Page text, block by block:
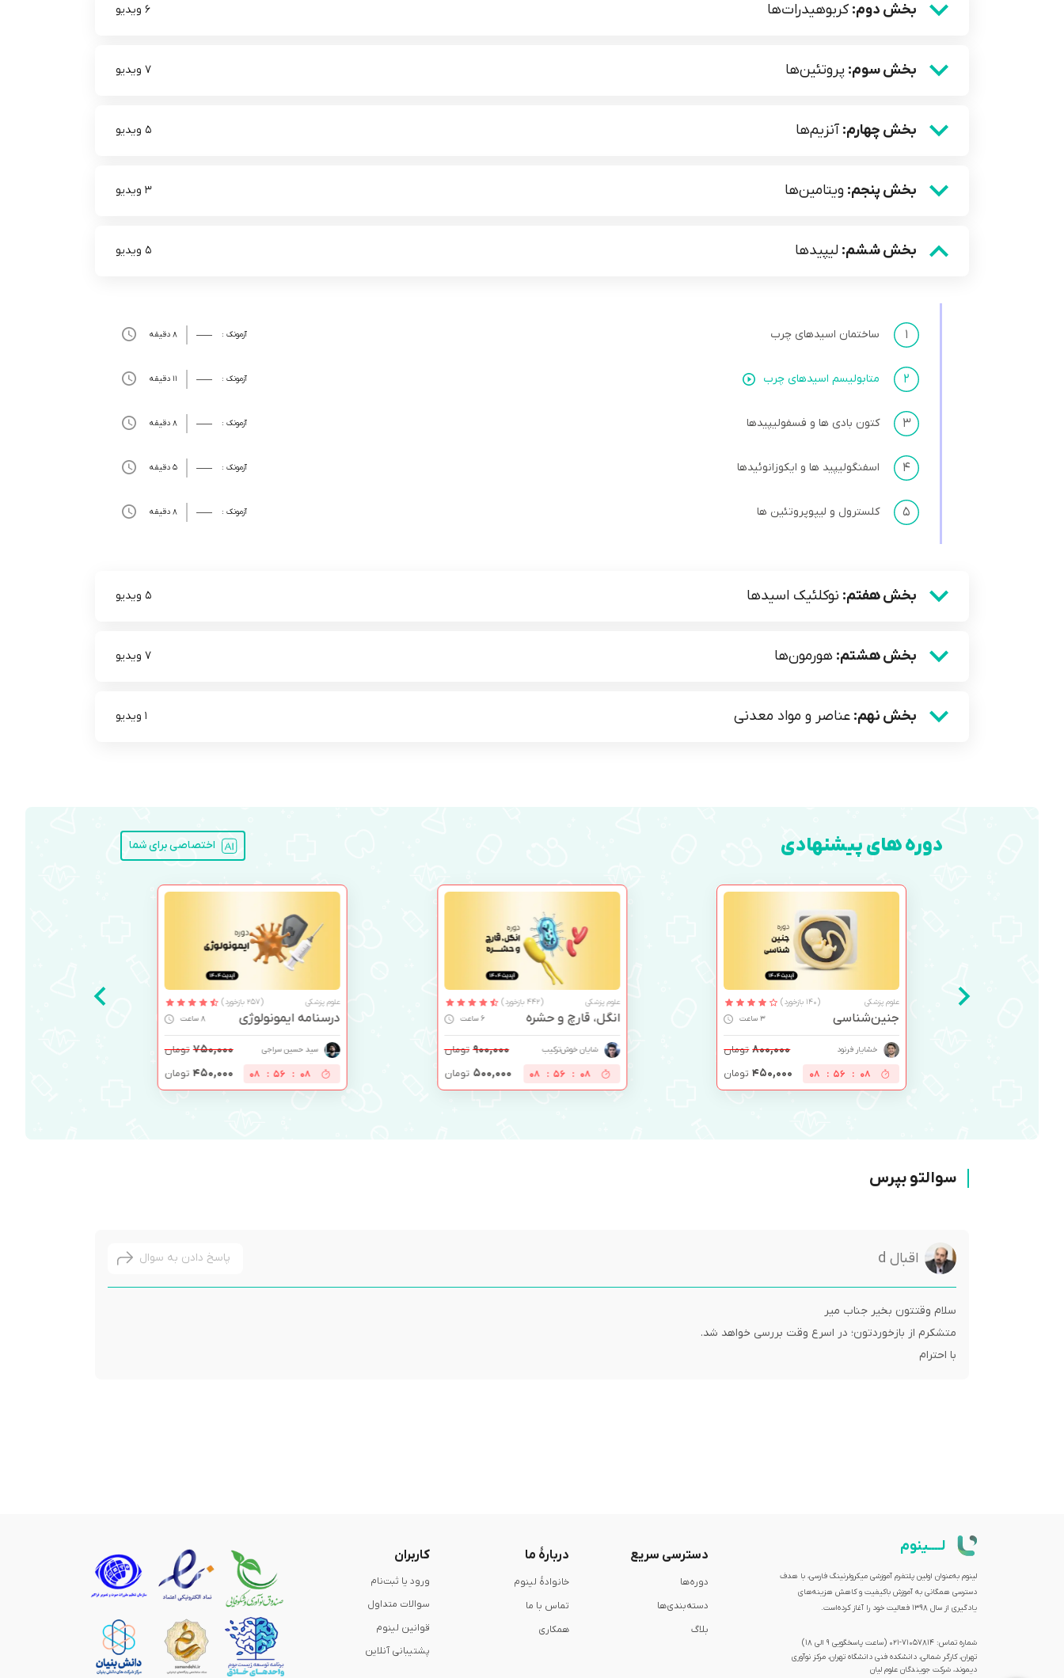
بخش دوم: کربوهیدرات‌ها 6 ویدیو
بخش سوم: پروتئین‌ها 7 ویدیو
بخش چهارم: آنزیم‌ها 5 ویدیو
بخش پنجم: ویتامین‌ها 3 ویدیو
بخش ششم: لیپیدها 5 ویدیو
۱ ساختمان اسیدهای چرب آزمونک : 8 دقیقه
۲ متابولیسم اسیدهای چرب آزمونک : 11 دقیقه
۳ کتون بادی ها و فسفولیپیدها آزمونک : 8 دقیقه
۴ اسفنگولیپید ها و ایکوزانوئیدها آزمونک : 5 دقیقه
۵ کلسترول و لیپوپروتئین ها آزمونک : 8 دقیقه
بخش هفتم: نوکلئیک اسید‌ها 5 ویدیو
بخش هشتم: هورمون‌ها 7 ویدیو
بخش نهم: عناصر و مواد معدنی 1 ویدیو
دوره های پیشنهادی اختصاصی برای شما
علوم پزشکی (140 بازخورد)
جنین‌شناسی 3 ساعت
خشایار فرنود ۸۰۰,۰۰۰ تومان
08
:
56
:
08 ۴۵۰,۰۰۰ تومان
علوم پزشکی (442 بازخورد)
انگل، قارچ و حشره 6 ساعت
شایان خوش‌ترکیب ۹۰۰,۰۰۰ تومان
08
:
56
:
08 ۵۰۰,۰۰۰ تومان
علوم پزشکی (257 بازخورد)
درسنامه ایمونولوژی 8 ساعت
سید حسین سراجی ۷۵۰,۰۰۰ تومان
08
:
56
:
08 ۴۵۰,۰۰۰ تومان
سوالتو بپرس
اقبال d پاسخ دادن به سوال
با احترام
لــــینوم
لینوم به‌عنوان اولین پلتفرم آموزشی میکرولرنینگ فارسی، با هدف
دسترسی همگانی به آموزش باکیفیت و کاهش هزینه‌های
یادگیری از سال 1398 فعالیت خود را آغاز کرده‌است.
شماره تماس: 71057814-021 (ساعت پاسخگویی ۹ الی ۱۸)
تهران، کارگر شمالی، دانشکده فنی دانشگاه تهران، مرکز نوآوری
دیموند، شرکت جویندگان علوم لیان
دسترسی سریع
دوره‌ها
دسته‌بندی‌ها
بلاگ
دربارۀ ما
خانوادۀ لینوم
تماس با ما
همکاری
کاربران
ورود یا ثبت‌نام
سوالات متداول
قوانین لینوم
پشتیبانی آنلاین